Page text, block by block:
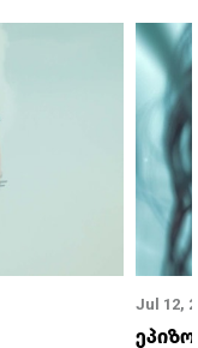
Jul 12,